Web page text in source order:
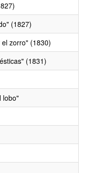
(1827)
zorro" (1830)
(1831)
lobo"